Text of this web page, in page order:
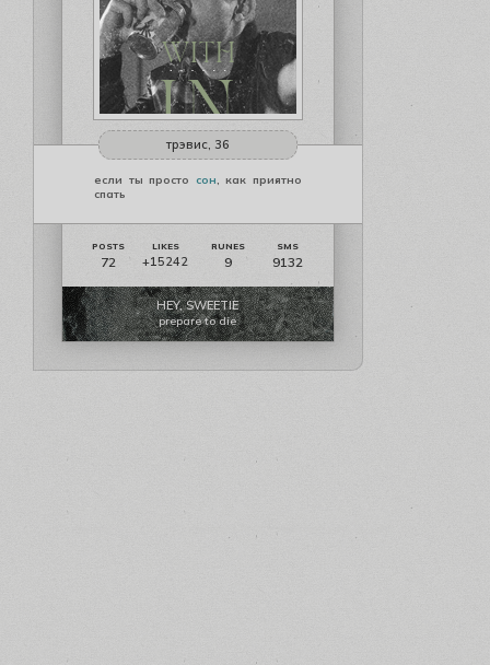
трэвис, 36
если ты просто сон, как приятно
спать
72 +15242 9 9132
HEY, SWEETIE
prepare to die